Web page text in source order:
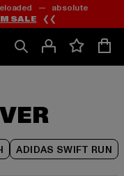
— absolute
SALE ❮❮
ADIDAS SWIFT RUN